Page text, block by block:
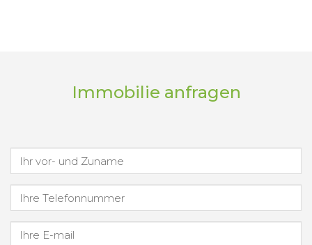
Immobilie anfragen